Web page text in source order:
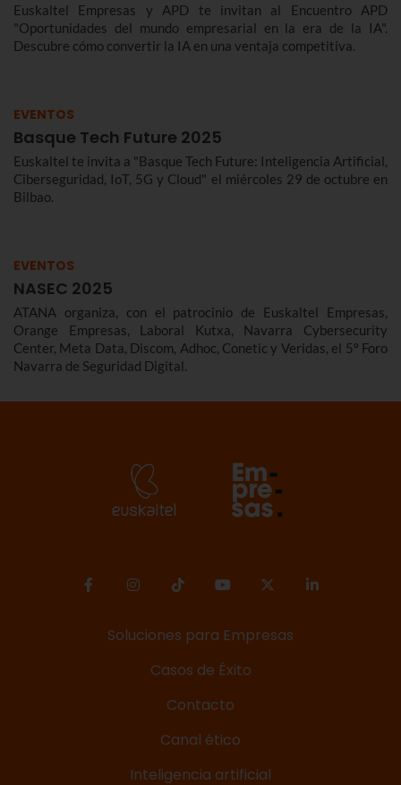
Euskaltel Empresas y APD te invitan al Encuentro APD
"Oportunidades del mundo empresarial en la era de la IA".
Descubre cómo convertir la IA en una ventaja competitiva.
EVENTOS
Basque Tech Future 2025
Euskaltel te invita a "Basque Tech Future: Inteligencia Artificial,
Ciberseguridad, IoT, 5G y Cloud" el miércoles 29 de octubre en
Bilbao.
EVENTOS
NASEC 2025
ATANA organiza, con el patrocinio de Euskaltel Empresas,
Orange Empresas, Laboral Kutxa, Navarra Cybersecurity
Center, Meta Data, Discom, Adhoc, Conetic y Veridas, el 5º Foro
Navarra de Seguridad Digital.
Soluciones para Empresas
Casos de Éxito
Contacto
Canal ético
Inteligencia artificial